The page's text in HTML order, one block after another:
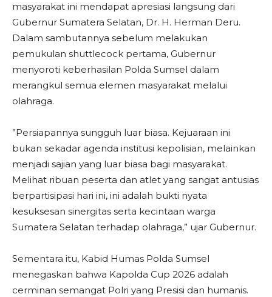
masyarakat ini mendapat apresiasi langsung dari
Gubernur Sumatera Selatan, Dr. H. Herman Deru.
Dalam sambutannya sebelum melakukan
pemukulan shuttlecock pertama, Gubernur
menyoroti keberhasilan Polda Sumsel dalam
merangkul semua elemen masyarakat melalui
olahraga.
​”Persiapannya sungguh luar biasa. Kejuaraan ini
bukan sekadar agenda institusi kepolisian, melainkan
menjadi sajian yang luar biasa bagi masyarakat.
Melihat ribuan peserta dan atlet yang sangat antusias
berpartisipasi hari ini, ini adalah bukti nyata
kesuksesan sinergitas serta kecintaan warga
Sumatera Selatan terhadap olahraga,” ujar Gubernur.
​Sementara itu, Kabid Humas Polda Sumsel
menegaskan bahwa Kapolda Cup 2026 adalah
cerminan semangat Polri yang Presisi dan humanis.